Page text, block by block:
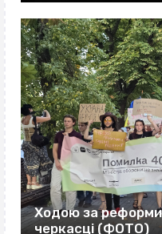
Ходою за реформи
черкасці (ФОТО)